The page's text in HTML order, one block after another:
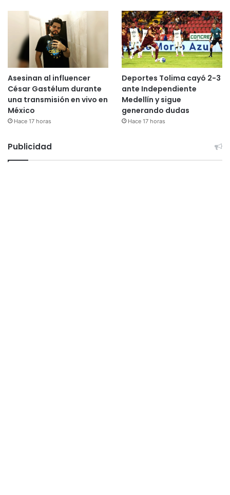
Asesinan al influencer
César Gastélum durante
una transmisión en vivo en
México
Hace 17 horas
Deportes Tolima cayó 2-3
ante Independiente
Medellín y sigue
generando dudas
Hace 17 horas
Publicidad